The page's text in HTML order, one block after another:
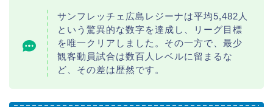
サンフレッチェ広島レジーナは平均5,482人
という驚異的な数字を達成し、リーグ目標
を唯一クリアしました。その一方で、最少
観客動員試合は数百人レベルに留まるな
ど、その差は歴然です。